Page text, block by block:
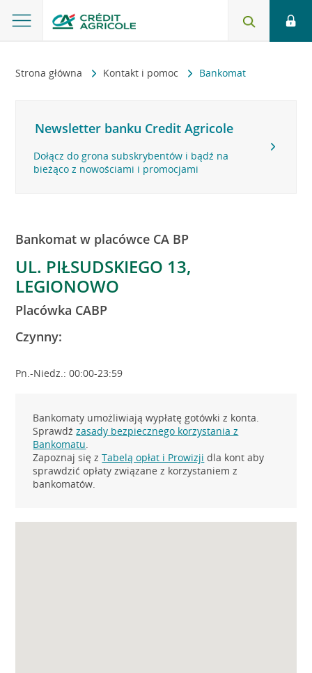
Strona główna Kontakt i pomoc Bankomat
Newsletter banku Credit Agricole
Dołącz do grona subskrybentów i bądź na
bieżąco z nowościami i promocjami
Bankomat w placówce CA BP
UL. PIŁSUDSKIEGO 13,
LEGIONOWO
Placówka CABP
Czynny:
Pn.-Niedz.: 00:00-23:59
Bankomaty umożliwiają wypłatę gotówki z konta.
Sprawdźzasady bezpiecznego korzystania z
Bankomatu.
Zapoznaj się zTabelą opłat i Prowizji dla kont aby
sprawdzić opłaty związane z korzystaniem z
bankomatów.